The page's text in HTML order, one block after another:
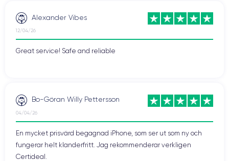
Alexander Vibes
12/04/26
Great service! Safe and reliable
Bo-Göran Willy Pettersson
04/04/26
En mycket prisvärd begagnad iPhone, som ser ut som ny och
fungerar helt klanderfritt. Jag rekommenderar verkligen
Certideal.